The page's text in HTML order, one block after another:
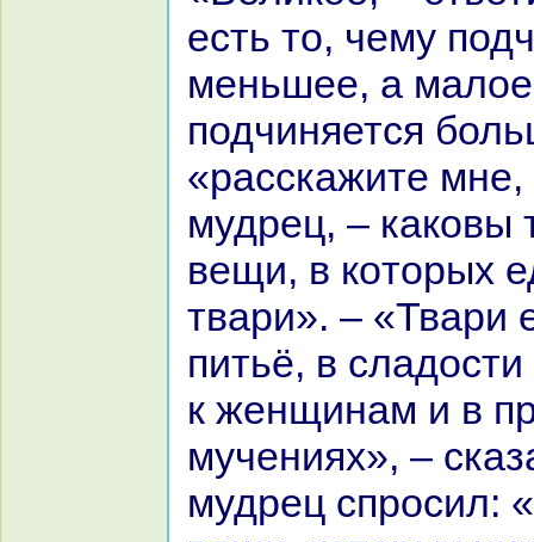
есть то, чему
меньшее, а малое
подчиняется
«paсскажите мне,
мудрец, – какoвы
вещи, в кoторых
твари». – «Твари
питьё, в
к женщинaм и в
мучениях», –
мудрец спросил: